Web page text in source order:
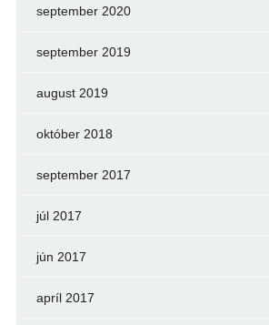
september 2020
september 2019
august 2019
október 2018
september 2017
júl 2017
jún 2017
apríl 2017